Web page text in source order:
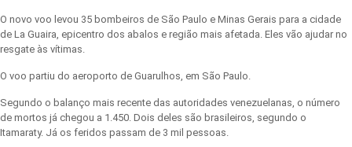
O novo voo levou 35 bombeiros de São Paulo e Minas Gerais para a cidade
de La Guaira, epicentro dos abalos e região mais afetada. Eles vão ajudar no
resgate às vítimas.
O voo partiu do aeroporto de Guarulhos, em São Paulo.
Segundo o balanço mais recente das autoridades venezuelanas, o número
de mortos já chegou a 1.450. Dois deles são brasileiros, segundo o
Itamaraty. Já os feridos passam de 3 mil pessoas.